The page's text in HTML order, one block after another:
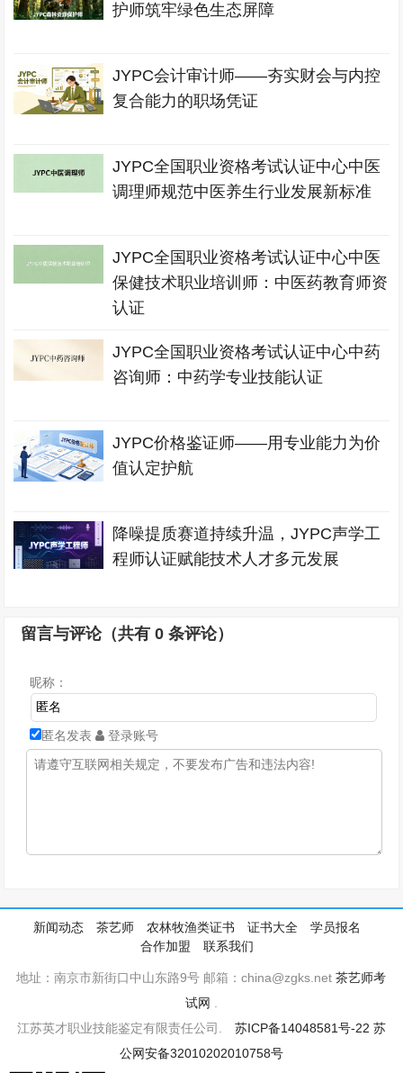
护师筑牢绿色生态屏障
JYPC会计审计师——夯实财会与内控
复合能力的职场凭证
JYPC全国职业资格考试认证中心中医
调理师规范中医养生行业发展新标准
JYPC全国职业资格考试认证中心中医
保健技术职业培训师：中医药教育师资
认证
JYPC全国职业资格考试认证中心中药
咨询师：中药学专业技能认证
JYPC价格鉴证师——用专业能力为价
值认定护航
降噪提质赛道持续升温，JYPC声学工
程师认证赋能技术人才多元发展
留言与评论（共有0 条评论）
昵称：
匿名发表 登录账号
新闻动态 茶艺师 农林牧渔类证书 证书大全
学员报名
合作加盟
联系我们
地址：南京市新街口中山东路9号 邮箱：china@zgks.net茶艺师考
试网 .
江苏英才职业技能鉴定有限责任公司. 苏ICP备14048581号-22 苏
公网安备32010202010758号